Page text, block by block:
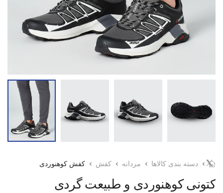
دسته بندی کالاها مردانه کفش کفش کوهنوردی
کتونی کوهنوردی و طبیعت گردی